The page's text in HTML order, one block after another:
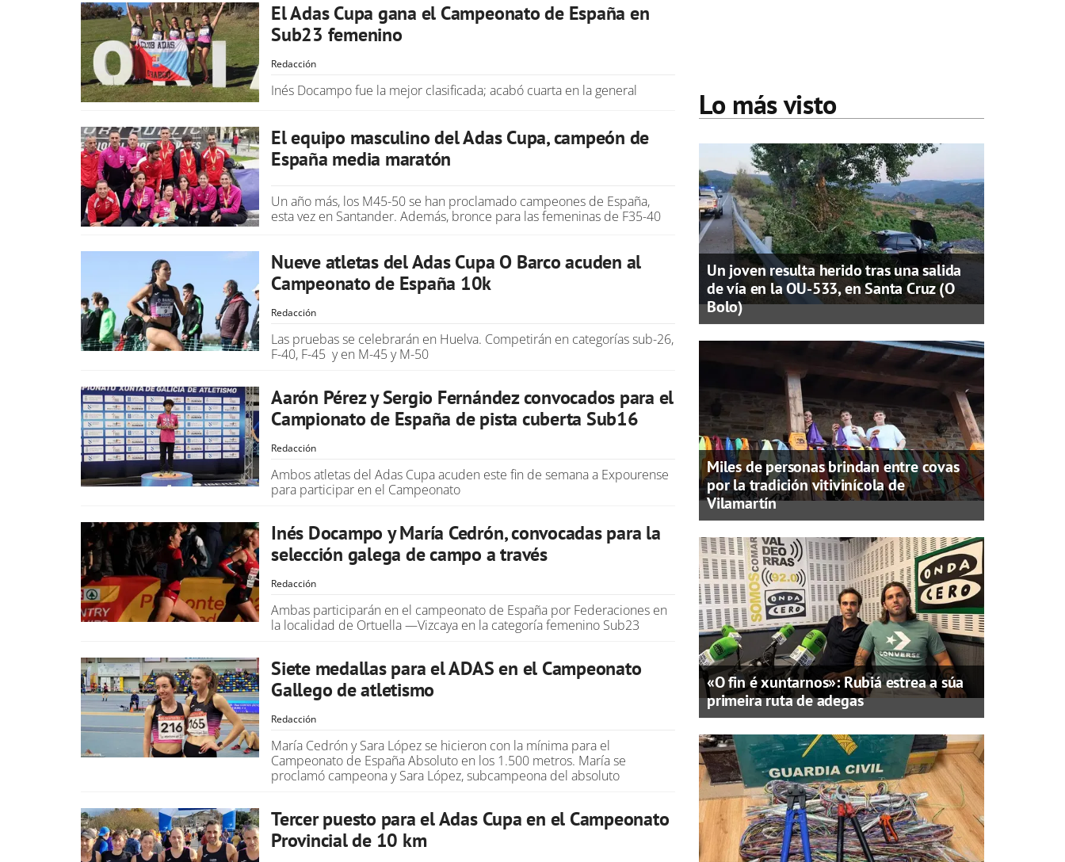
El Adas Cupa gana el Campeonato de España en
Sub23 femenino
Redacción
Inés Docampo fue la mejor clasificada; acabó cuarta en la general
El equipo masculino del Adas Cupa, campeón de
España media maratón
Un año más, los M45-50 se han proclamado campeones de España,
esta vez en Santander. Además, bronce para las femeninas de F35-40
Nueve atletas del Adas Cupa O Barco acuden al
Campeonato de España 10k
Redacción
Las pruebas se celebrarán en Huelva. Competirán en categorías sub-26,
F-40, F-45 y en M-45 y M-50
Aarón Pérez y Sergio Fernández convocados para el
Campionato de España de pista cuberta Sub16
Redacción
Ambos atletas del Adas Cupa acuden este fin de semana a Expourense
para participar en el Campeonato
Inés Docampo y María Cedrón, convocadas para la
selección galega de campo a través
Redacción
Ambas participarán en el campeonato de España por Federaciones en
la localidad de Ortuella —Vizcaya en la categoría femenino Sub23
Siete medallas para el ADAS en el Campeonato
Gallego de atletismo
Redacción
María Cedrón y Sara López se hicieron con la mínima para el
Campeonato de España Absoluto en los 1.500 metros. María se
proclamó campeona y Sara López, subcampeona del absoluto
Tercer puesto para el Adas Cupa en el Campeonato
Provincial de 10 km
Lo más visto
Un joven resulta herido tras una salida
de vía en la OU-533, en Santa Cruz (O
Bolo)
Miles de personas brindan entre covas
por la tradición vitivinícola de
Vilamartín
«O fin é xuntarnos»: Rubiá estrea a súa
primeira ruta de adegas